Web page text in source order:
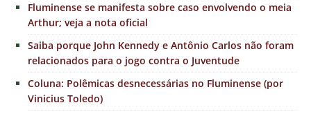
Fluminense se manifesta sobre caso envolvendo o meia
Arthur; veja a nota oficial
Saiba porque John Kennedy e Antônio Carlos não foram
relacionados para o jogo contra o Juventude
Coluna: Polêmicas desnecessárias no Fluminense (por
Vinicius Toledo)